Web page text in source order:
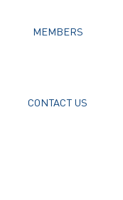
MEMBERS
CONTACT US